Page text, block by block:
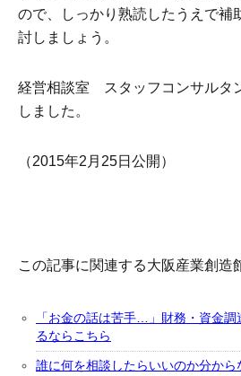
ので、しっかり熟読したうえで補
討しましょう。
経営相談室 スタッフコンサルタ
しました。
（2015年2月25日公開）
この記事に関連する大阪産業創造
「お金の話は苦手…」財務・資金
るならこちら
誰に何を相談したらいいのか分から